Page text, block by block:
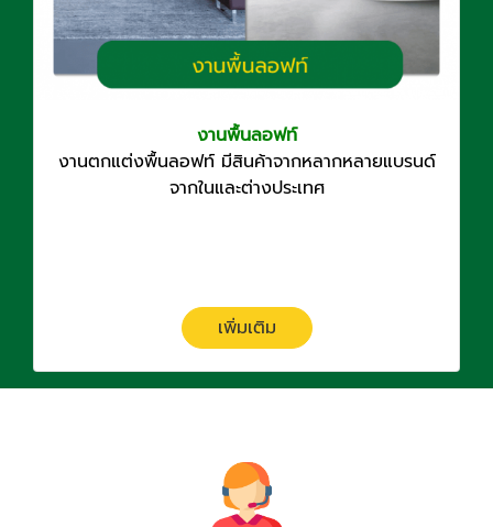
งานพื้นลอฟท์
งานตกแต่งพื้นลอฟท์ มีสินค้าจากหลากหลายแบรนด์
จากในและต่างประเทศ
เพิ่มเติม